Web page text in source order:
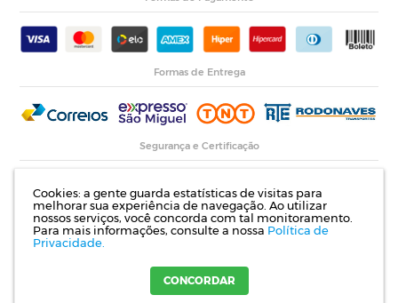
Cookies: a gente guarda estatísticas de visitas para
melhorar sua experiência de navegação. Ao utilizar
nossos serviços, você concorda com tal monitoramento.
Para mais informações, consulte a nossa Política de
Privacidade.
CONCORDAR
Formas de Entrega
Segurança e Certificação
Razão Social: Indupropil Indústria e Comércio Ltda | CNPJ: 00.774.194/0001-82 |
Rodovia RS 155, Km 1 esq. Rua Laureano de Medeiros, 782- Ijuí | RS